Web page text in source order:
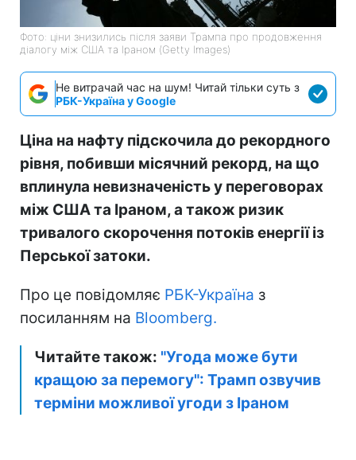
Фото: ціни знизились після заяви Трампа про продовження
діалогу між США та Іраном (Getty Images)
Не витрачай час на шум! Читай тільки суть з
РБК-Україна у Google
Ціна на нафту підскочила до рекордного
рівня, побивши місячний рекорд, на що
вплинула невизначеність у переговорах
між США та Іраном, а також ризик
тривалого скорочення потоків енергії із
Перської затоки.
Про це повідомляє РБК-Україна з
посиланням на Bloomberg.
Читайте також: "Угода може бути
кращою за перемогу": Трамп озвучив
терміни можливої угоди з Іраном